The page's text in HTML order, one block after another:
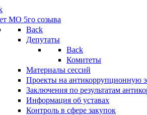
МО 5го созыва
Back
Депутаты
Back
Комитеты
Материалы сессий
Проекты на антикоррупционную
Заключения по результатам
Информация об уставах
Контроль в сфере закупок